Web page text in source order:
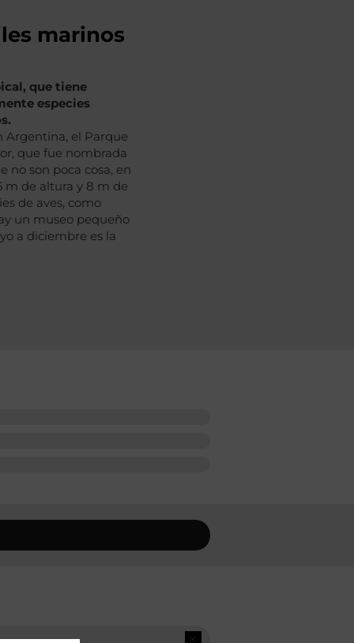
marinos
que tiene
especies
Argentina, el Parque
que fue nombrada
no son poca cosa, en
m de altura y 8 m de
de aves, como
un museo pequeño
a diciembre es la